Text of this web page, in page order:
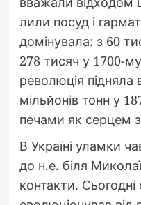
лили посуд і
домінувала: з 60
278 тисяч у 1700-
революція
мільйонів тонн у
печами як серцем
В Україні уламки
до н.е. біля
контакти.